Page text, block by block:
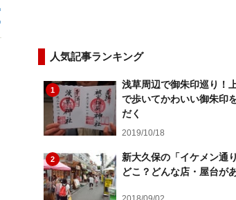
人気記事ランキング
1
浅草周辺で御朱印巡り！
で歩いてかわいい御朱印
だく
2019/10/18
2
新大久保の「イケメン通
どこ？どんな店・屋台が